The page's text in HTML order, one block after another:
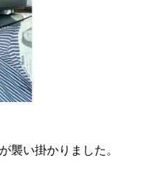
襲い掛かりました。